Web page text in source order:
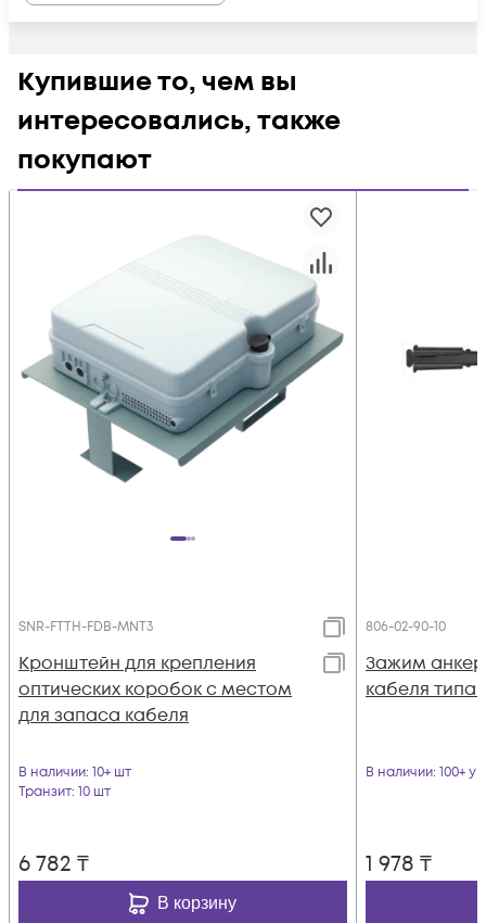
Купившие то, чем вы
интересовались, также
покупают
SNR-FTTH-FDB-MNT3
Кронштейн для крепления
оптических коробок с местом
для запаса кабеля
В наличии: 10+ шт
Транзит: 10 шт
6 782 ₸
В корзину
806-02-90-10
Зажим
кабеля типа
В наличии: 100+ уп
1 978 ₸